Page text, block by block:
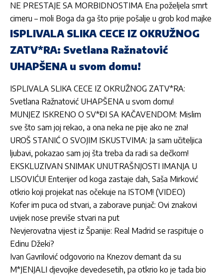
NE PRESTAJE SA MORBIDNOSTIMA Ena poželjela smrt
cimeru – moli Boga da ga što prije pošalje u grob kod majke
ISPLIVALA SLIKA CECE IZ OKRUŽNOG
ZATV*RA: Svetlana Ražnatović
UHAPŠENA u svom domu!
ISPLIVALA SLIKA CECE IZ OKRUŽNOG ZATV*RA:
Svetlana Ražnatović UHAPŠENA u svom domu!
MUNJEZ ISKRENO O SV*ĐI SA KAČAVENDOM: Mislim
sve što sam joj rekao, a ona neka ne pije ako ne zna!
UROŠ STANIĆ O SVOJIM ISKUSTVIMA: Ja sam učiteljica
ljubavi, pokazao sam joj šta treba da radi sa dečkom!
EKSKLUZIVAN SNIMAK UNUTRAŠNJOSTI IMANJA U
LISOVIĆU! Enterijer od koga zastaje dah, Saša Mirković
otkrio koji projekat nas očekuje na ISTOM! (VIDEO)
Kofer im puca od stvari, a zaborave punjač: Ovi znakovi
uvijek nose previše stvari na put
Nevjerovatna vijest iz Španije: Real Madrid se raspituje o
Edinu Džeki?
Ivan Gavrilović odgovorio na Knezov demant da su
M*JENJALI djevojke devedesetih, pa otkrio ko je tada bio